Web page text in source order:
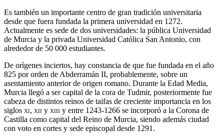
Es también un importante centro de gran tradición universitaria
desde que fuera fundada la primera universidad en 1272.​
Actualmente es sede de dos universidades: la pública Universidad
de Murcia y la privada Universidad Católica San Antonio, con
alrededor de 50 000 estudiantes.
De orígenes inciertos, hay constancia de que fue fundada en el año
825 por orden de Abderramán II, probablemente, sobre un
asentamiento anterior de origen romano.​ Durante la Edad Media,
Murcia llegó a ser capital de la cora de Tudmir,​ posteriormente fue
cabeza de distintos reinos de taifas de creciente importancia en los
siglos xi, xii y xiii ​ y entre 1243-1266 se incorporó a la Corona de
Castilla como capital del Reino de Murcia, siendo además ciudad
con voto en cortes y sede episcopal desde 1291.​